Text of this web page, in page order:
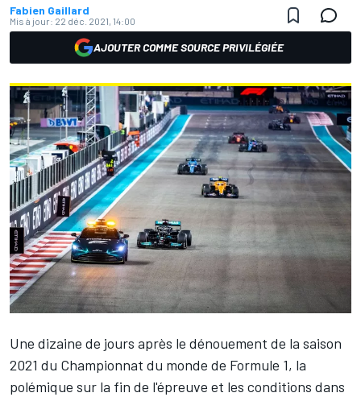
Fabien Gaillard
Mis à jour: 22 déc. 2021, 14:00
AJOUTER COMME SOURCE PRIVILÉGIÉE
Une dizaine de jours après le dénouement de la saison
2021 du Championnat du monde de Formule 1, la
polémique sur la fin de l'épreuve et les conditions dans